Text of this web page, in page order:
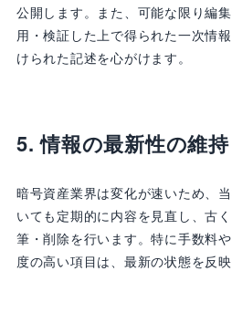
公開します。また、可能な限り編
用・検証した上で得られた一次情
けられた記述を心がけます。
5. 情報の最新性の維持
暗号資産業界は変化が速いため、
いても定期的に内容を見直し、古
筆・削除を行います。特に手数料
度の高い項目は、最新の状態を反